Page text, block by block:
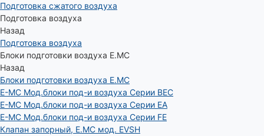
Подготовка сжатого воздуха
Подготовка воздуха
Назад
Подготовка воздуха
Блоки подготовки воздуха E.MC
Назад
Блоки подготовки воздуха E.MC
E-MC Мод.блоки под-и воздуха Серии BEC
E-MC Мод.блоки под-и воздуха Серии EA
E-MC Мод.блоки под-и воздуха Серии FE
Клапан запорный, E.MC мод. EVSH